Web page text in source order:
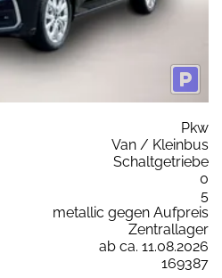
Pkw
Van / Kleinbus
Schaltgetriebe
0
5
metallic gegen Aufpreis
Zentrallager
ab ca. 11.08.2026
169387